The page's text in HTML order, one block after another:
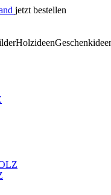
jetzt bestellen
Holzideen